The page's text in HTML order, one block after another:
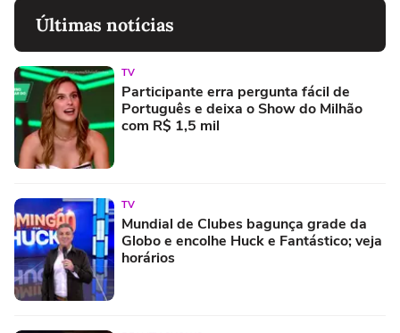
Últimas notícias
TV
Participante erra pergunta fácil de
Português e deixa o Show do Milhão
com R$ 1,5 mil
TV
Mundial de Clubes bagunça grade da
Globo e encolhe Huck e Fantástico; veja
horários